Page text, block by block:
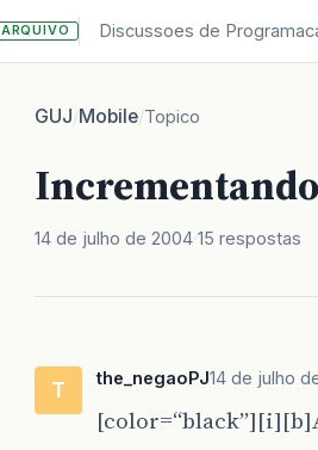
ARQUIVO Discussoes de
GUJ/Mobile/Topico
14 de julho de 2004 15 respostas
T the_negaoPJ14 de julho